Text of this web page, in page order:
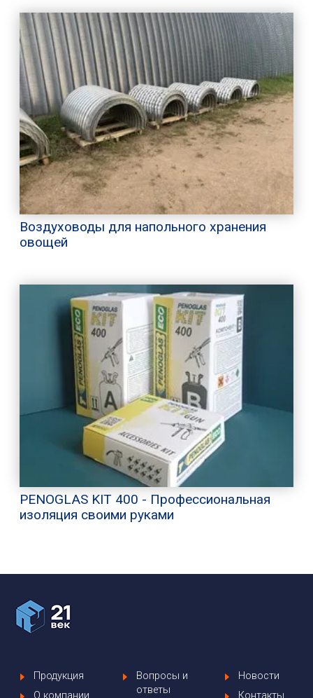
Воздуховоды для напольного хранения
овощей
PENOGLAS KIT 400 - Профессиональная
изоляция своими руками
Продукция
О компании
Вопросы и
ответы
Новости
Контакты